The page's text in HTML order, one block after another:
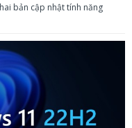
bản cập nhật tính năng